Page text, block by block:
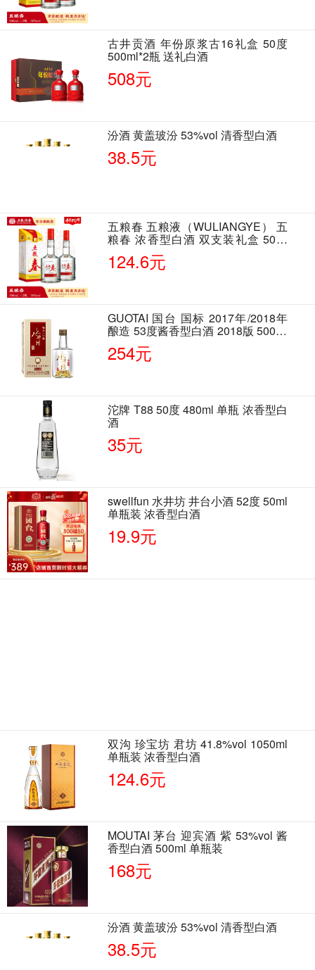
古井贡酒 年份原浆古16礼盒 50度
500ml*2瓶 送礼白酒
508元
汾酒 黄盖玻汾 53%vol 清香型白酒
38.5元
五粮春 五粮液（WULIANGYE） 五
粮春 浓香型白酒 双支装礼盒 50度
500ml*2瓶 含酒具
124.6元
GUOTAI 国台 国标 2017年/2018年
酿造 53度酱香型白酒 2018版 500ml
单瓶装
254元
沱牌 T88 50度 480ml 单瓶 浓香型白
酒
35元
swellfun 水井坊 井台小酒 52度 50ml
单瓶装 浓香型白酒
19.9元
双沟 珍宝坊 君坊 41.8%vol 1050ml
单瓶装 浓香型白酒
124.6元
MOUTAI 茅台 迎宾酒 紫 53%vol 酱
香型白酒 500ml 单瓶装
168元
汾酒 黄盖玻汾 53%vol 清香型白酒
38.5元